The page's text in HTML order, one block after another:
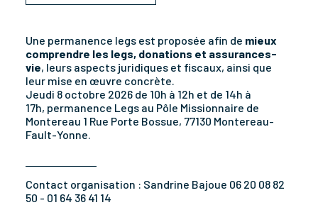
Une permanence legs est proposée afin de mieux
comprendre les legs, donations et assurances-
vie, leurs aspects juridiques et fiscaux, ainsi que
leur mise en œuvre concrète.
Jeudi 8 octobre 2026 de 10h à 12h et de 14h à
17h, permanence Legs au Pôle Missionnaire de
Montereau 1 Rue Porte Bossue, 77130 Montereau-
Fault-Yonne.
Contact organisation : Sandrine Bajoue 06 20 08 82
50 - 01 64 36 41 14